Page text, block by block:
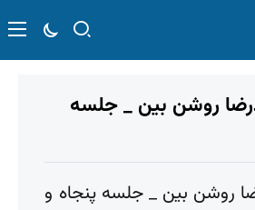
روشن بین _ جلسه
روشن بین _ جلسه پنجاه و